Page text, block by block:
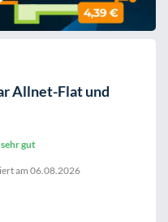
Allnet-Flat und
sehr gut
am06.08.2026